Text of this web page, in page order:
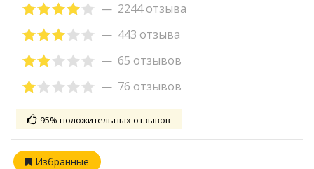
2244 отзыва
443 отзыва
65 отзывов
76 отзывов
95% положительных отзывов
Избранные